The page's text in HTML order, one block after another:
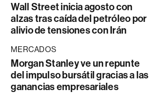
Wall Street inicia agosto con
alzas tras caída del petróleo por
alivio de tensiones con Irán
MERCADOS
Morgan Stanley ve un repunte
del impulso bursátil gracias a las
ganancias empresariales